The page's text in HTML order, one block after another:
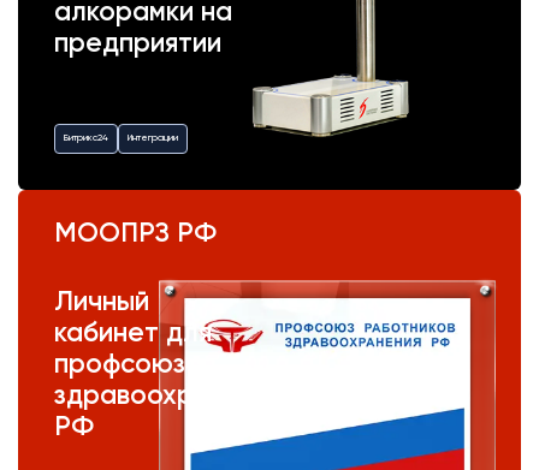
алкорамки на
предприятии
Битрикс24 Интеграции
МООПРЗ РФ
Личный
кабинет для
профсоюза
здравоохранения
РФ